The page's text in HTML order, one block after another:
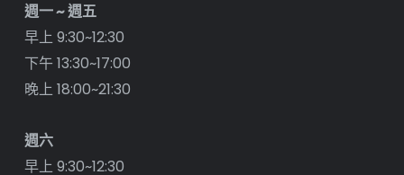
週一 ~ 週五
早上 9:30~12:30
下午 13:30~17:00
晚上 18:00~21:30
週六
早上 9:30~12:30